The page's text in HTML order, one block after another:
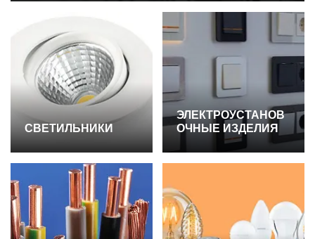
СВЕТИЛЬНИКИ
ЭЛЕКТРОУСТАНОВ
ОЧНЫЕ ИЗДЕЛИЯ